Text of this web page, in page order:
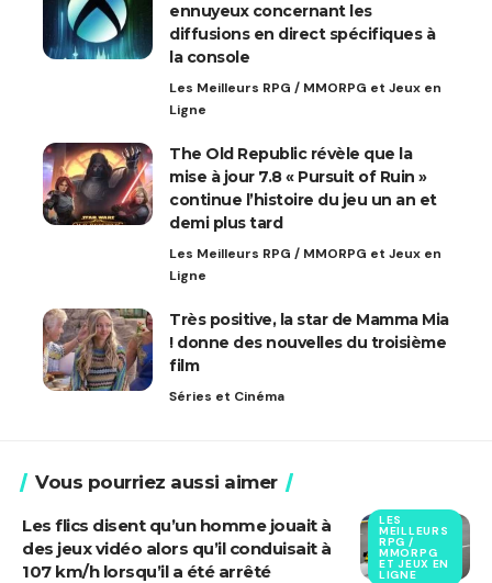
ennuyeux concernant les
diffusions en direct spécifiques à
la console
Les Meilleurs RPG / MMORPG et Jeux en
Ligne
The Old Republic révèle que la
mise à jour 7.8 « Pursuit of Ruin »
continue l’histoire du jeu un an et
demi plus tard
Les Meilleurs RPG / MMORPG et Jeux en
Ligne
Très positive, la star de Mamma Mia
! donne des nouvelles du troisième
film
Séries et Cinéma
Vous pourriez aussi aimer
LES
MEILLEURS
RPG /
MMORPG
ET JEUX EN
LIGNE
Les flics disent qu’un homme jouait à
des jeux vidéo alors qu’il conduisait à
107 km/h lorsqu’il a été arrêté